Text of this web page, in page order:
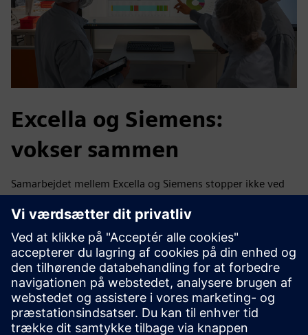
Excella og Siemens:
vokser sammen
Samarbejdet mellem Excella og Siemens stopper ikke ved
løbende systemet. Næste trin: automatisk overførsel af
ordreoplysninger fra ERP-systemet. Den langsigtede
tilgængelighed og høje detaljeringsgrad af data åbner helt
nye muligheder for optimering af processer hos Excella,
hvilket gør lægemiddelproduktionen mere gennemsigtig,
effektiv og fremtidsklar dag for dag.